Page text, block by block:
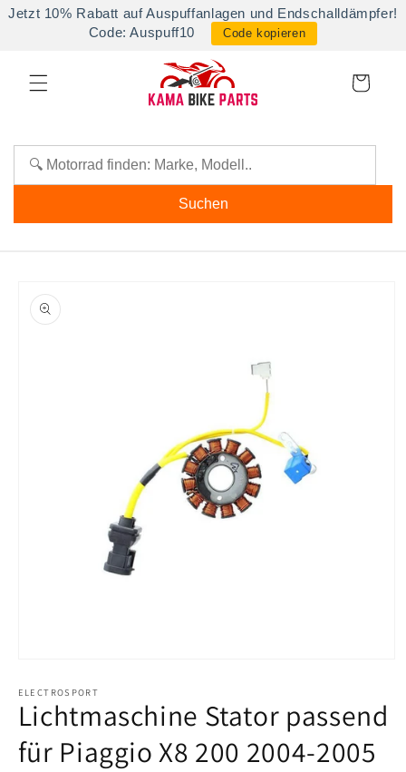
Jetzt 10% Rabatt auf Auspuffanlagen und Endschalldämpfer!
Code: Auspuff10
Code kopieren
Direkt
zum
Warenkorb
Suchen
in
Modal
öffnen
ELECTROSPORT
Lichtmaschine Stator passend
für Piaggio X8 200 2004-2005